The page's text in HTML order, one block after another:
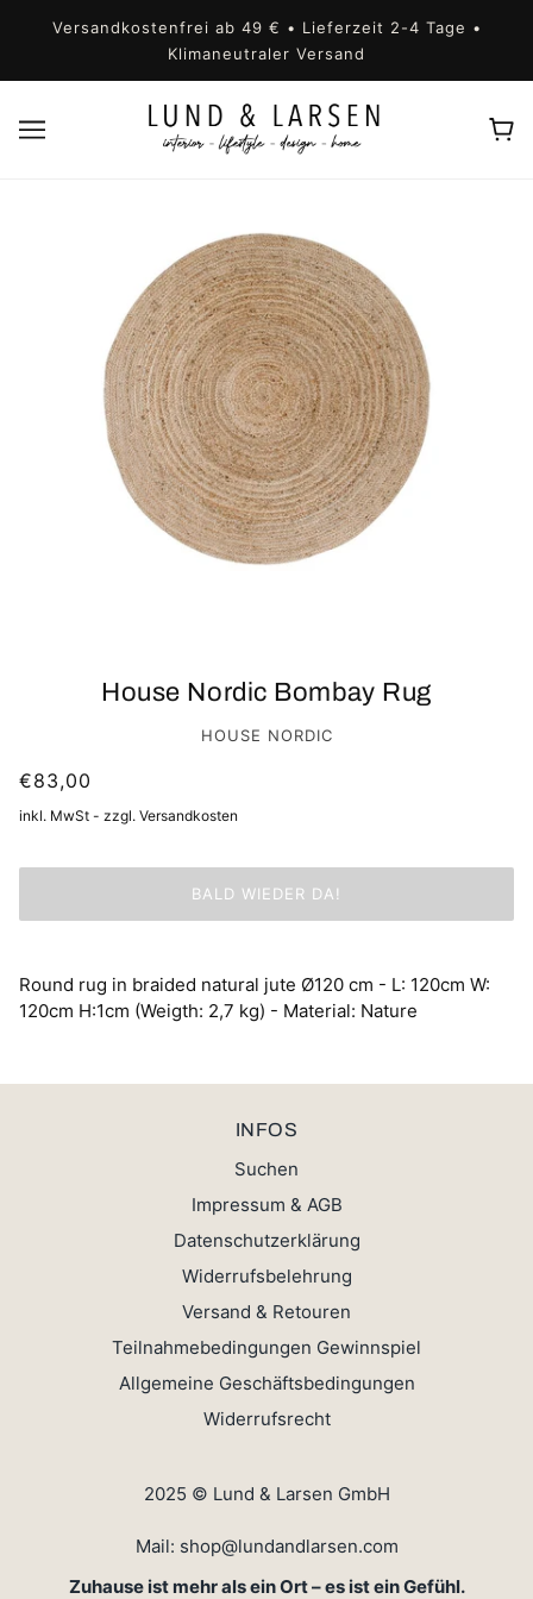
Versandkostenfrei ab 49 € • Lieferzeit 2-4 Tage •
Klimaneutraler Versand
House Nordic Bombay Rug
HOUSE NORDIC
€83,00
inkl. MwSt - zzgl. Versandkosten
BALD WIEDER DA!
Round rug in braided natural jute Ø120 cm - L: 120cm W:
120cm H:1cm (Weigth: 2,7 kg) - Material: Nature
INFOS
Suchen
Impressum & AGB
Datenschutzerklärung
Widerrufsbelehrung
Versand & Retouren
Teilnahmebedingungen Gewinnspiel
Allgemeine Geschäftsbedingungen
Widerrufsrecht
2025 © Lund & Larsen GmbH
Mail: shop@lundandlarsen.com
Zuhause ist mehr als ein Ort – es ist ein Gefühl.